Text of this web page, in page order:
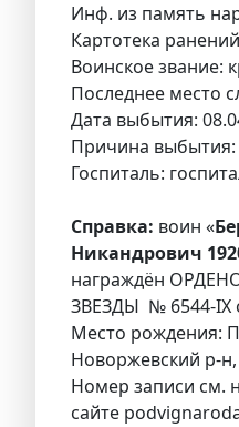
Инф. из память
Картотека ранений
Воинское звание:
Последнее место
Дата выбытия:
Причина выбытия:
Госпиталь:
Справка: воин «
Никандрович
награждён
ЗВЕЗДЫ № 6544-IX
Место рождения:
Новоржевский р-н,
Номер записи см.
сайте